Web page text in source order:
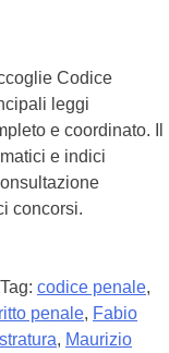
Codice
leggi
e coordinato. Il
e indici
concorsi.
Tag: codice penale,
penale, Fabio
, Maurizio